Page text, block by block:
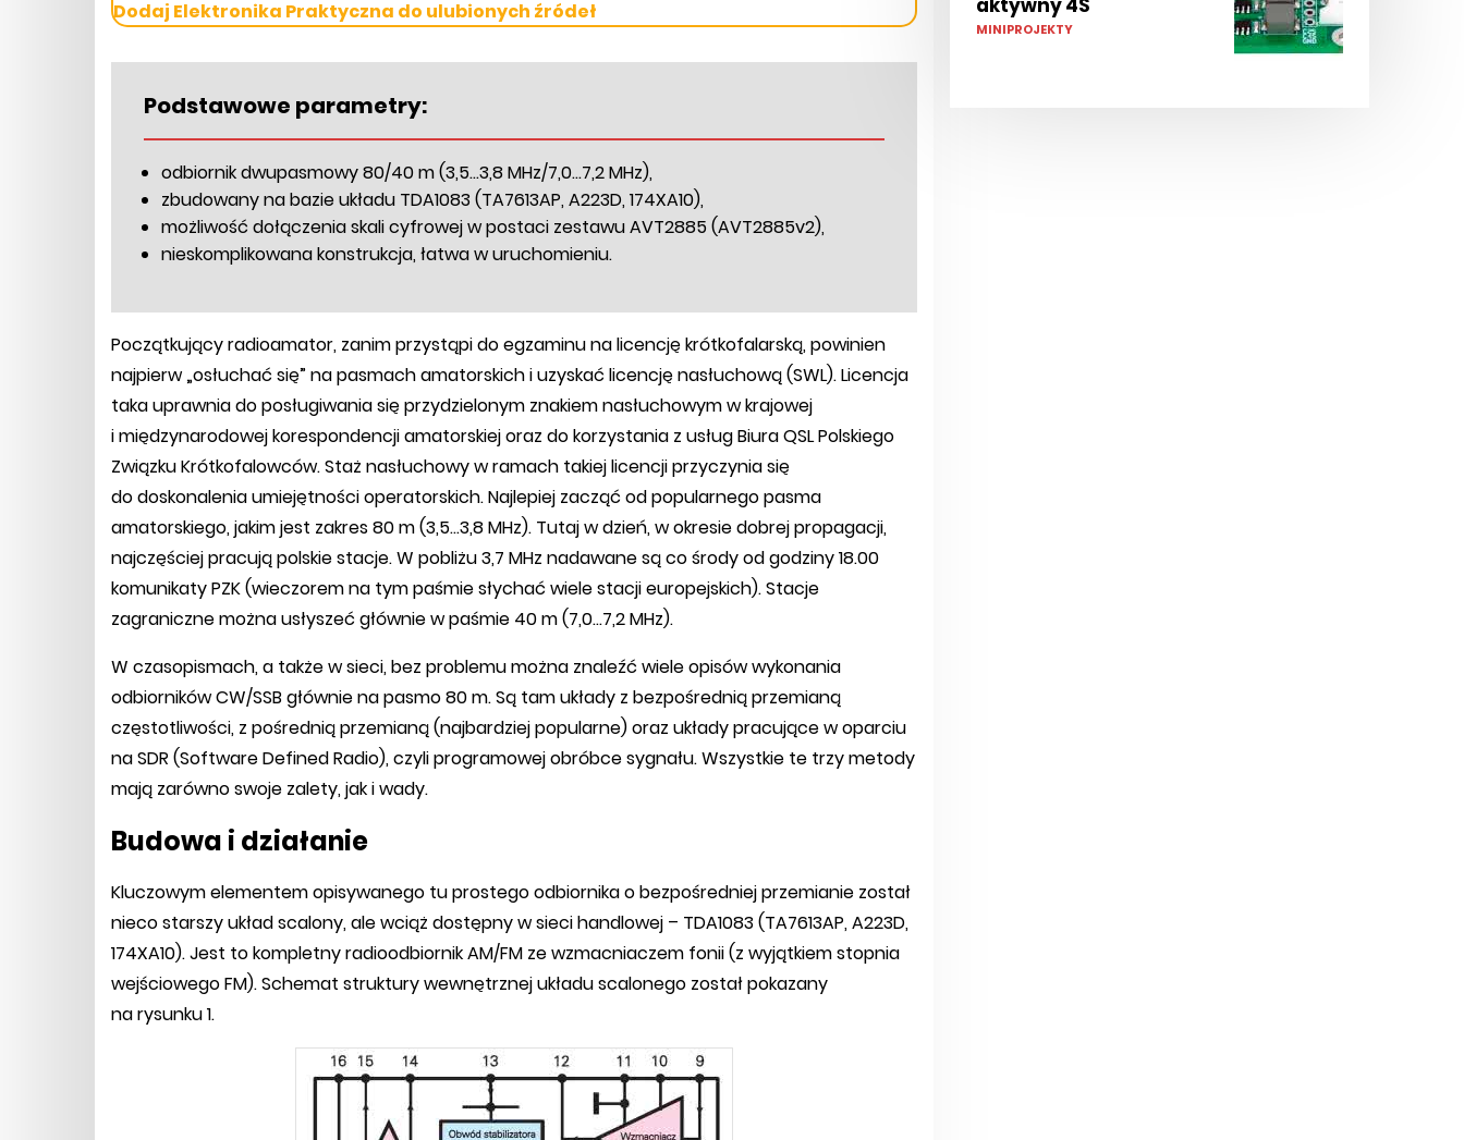
Dodaj Elektronika Praktyczna do ulubionych źródeł
Podstawowe parametry:
odbiornik dwupasmowy 80/40 m (3,5...3,8 MHz/7,0...7,2 MHz),
zbudowany na bazie układu TDA1083 (TA7613AP, A223D, 174XA10),
możliwość dołączenia skali cyfrowej w postaci zestawu AVT2885 (AVT2885v2),
nieskomplikowana konstrukcja, łatwa w uruchomieniu.
Początkujący radioamator, zanim przystąpi do egzaminu na licencję krótkofalarską, powinien
najpierw „osłuchać się” na pasmach amatorskich i uzyskać licencję nasłuchową (SWL). Licencja
taka uprawnia do posługiwania się przydzielonym znakiem nasłuchowym w krajowej
i międzynarodowej korespondencji amatorskiej oraz do korzystania z usług Biura QSL Polskiego
Związku Krótkofalowców. Staż nasłuchowy w ramach takiej licencji przyczynia się
do doskonalenia umiejętności operatorskich. Najlepiej zacząć od popularnego pasma
amatorskiego, jakim jest zakres 80 m (3,5...3,8 MHz). Tutaj w dzień, w okresie dobrej propagacji,
najczęściej pracują polskie stacje. W pobliżu 3,7 MHz nadawane są co środy od godziny 18.00
komunikaty PZK (wieczorem na tym paśmie słychać wiele stacji europejskich). Stacje
zagraniczne można usłyszeć głównie w paśmie 40 m (7,0...7,2 MHz).
W czasopismach, a także w sieci, bez problemu można znaleźć wiele opisów wykonania
odbiorników CW/SSB głównie na pasmo 80 m. Są tam układy z bezpośrednią przemianą
częstotliwości, z pośrednią przemianą (najbardziej popularne) oraz układy pracujące w oparciu
na SDR (Software Defined Radio), czyli programowej obróbce sygnału. Wszystkie te trzy metody
mają zarówno swoje zalety, jak i wady.
Budowa i działanie
Kluczowym elementem opisywanego tu prostego odbiornika o bezpośredniej przemianie został
nieco starszy układ scalony, ale wciąż dostępny w sieci handlowej – TDA1083 (TA7613AP, A223D,
174XA10). Jest to kompletny radioodbiornik AM/FM ze wzmacniaczem fonii (z wyjątkiem stopnia
wejściowego FM). Schemat struktury wewnętrznej układu scalonego został pokazany
na rysunku 1.
aktywny 4S
MINIPROJEKTY